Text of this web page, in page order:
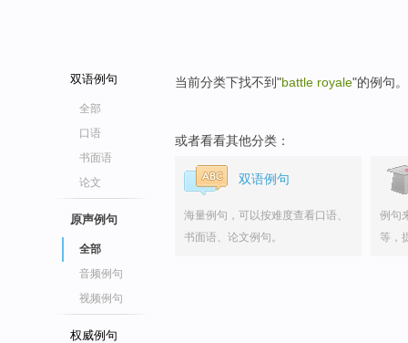
双语例句
全部
口语
书面语
论文
原声例句
全部
音频例句
视频例句
权威例句
当前分类下找不到"battle royale"的例句。
或者看看其他分类：
双语例句
海量例句，可以按难度查看口语、
书面语、论文例句。
例句
等，